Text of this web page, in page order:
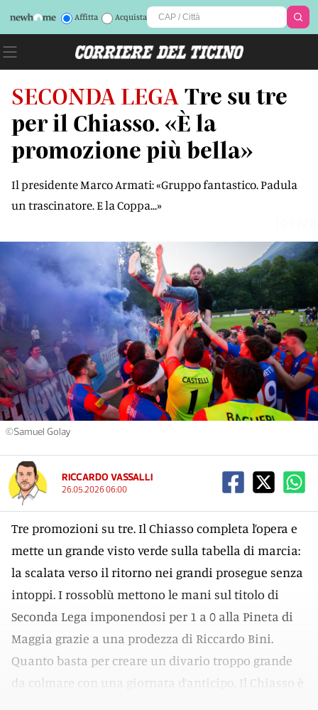
Affitta Acquista
SECONDA LEGA Tre su tre
per il Chiasso. «È la
promozione più bella»
Il presidente Marco Armati: «Gruppo fantastico. Padula
un trascinatore. E la Coppa...»
©Samuel Golay
RICCARDO VASSALLI
26.05.2026 06:00
Tre promozioni su tre. Il Chiasso completa l’opera e
mette un grande visto verde sulla tabella di marcia:
la scalata verso il ritorno nei grandi prosegue senza
intoppi. I rossoblù mettono le mani sul titolo di
Seconda Lega imponendosi per 1 a 0 alla Pineta di
Maggia grazie a una prodezza di Riccardo Bini.
Quanto basta per creare un divario troppo grande
da colmare con una giornata d’anticipo. Il Chiasso è